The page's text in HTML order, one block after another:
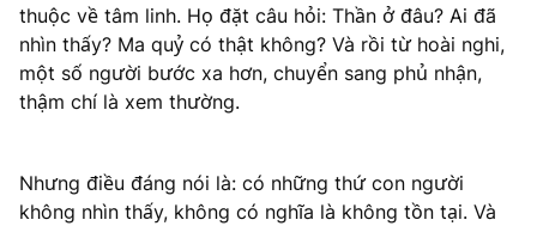
thuộc về tâm linh. Họ đặt câu hỏi: Thần ở đâu? Ai đã
nhìn thấy? Ma quỷ có thật không? Và rồi từ hoài nghi,
một số người bước xa hơn, chuyển sang phủ nhận,
thậm chí là xem thường.
Nhưng điều đáng nói là: có những thứ con người
không nhìn thấy, không có nghĩa là không tồn tại. Và